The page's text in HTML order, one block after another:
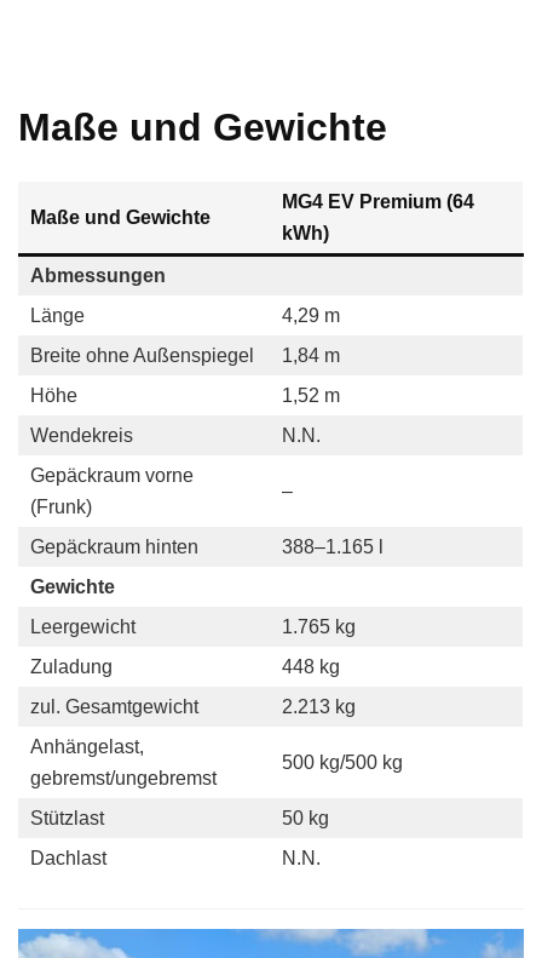
Maße und Gewichte
Maße und Gewichte
MG4 EV Premium (64
kWh)
Abmessungen
Länge
4,29 m
Breite ohne Außenspiegel
1,84 m
Höhe
1,52 m
Wendekreis
N.N.
Gepäckraum vorne
(Frunk)
–
Gepäckraum hinten
388–1.165 l
Gewichte
Leergewicht
1.765 kg
Zuladung
448 kg
zul. Gesamtgewicht
2.213 kg
Anhängelast,
gebremst/ungebremst
500 kg/500 kg
Stützlast
50 kg
Dachlast
N.N.